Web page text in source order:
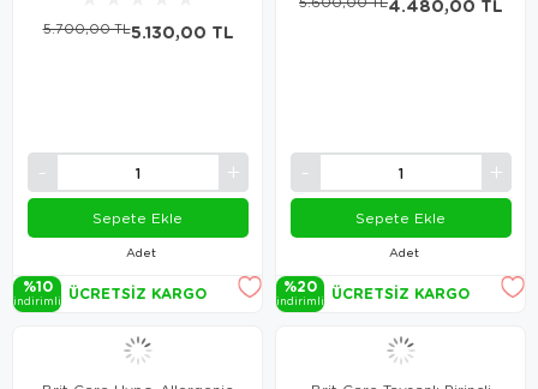
Adet
5.130,00 TL
5.700,00 TL
Sepete Ekle
%10
i̇ndi̇ri̇mli̇ ÜCRETSIZ KARGO
Adet
4.480,00 TL
Sepete Ekle
%20
i̇ndi̇ri̇mli̇ ÜCRETSIZ KARGO